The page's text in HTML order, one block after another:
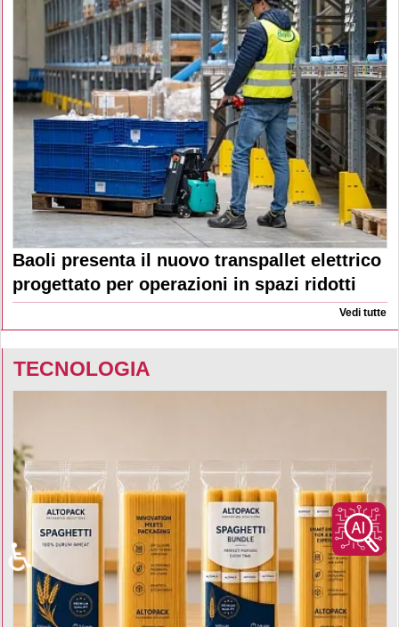
Baoli presenta il nuovo transpallet elettrico
progettato per operazioni in spazi ridotti
Vedi tutte
TECNOLOGIA